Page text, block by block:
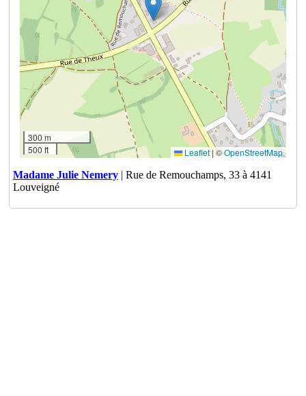
300 m
500 ft
Leaflet| ©OpenStreetMap
Madame Julie Nemery| Rue de Remouchamps, 33 à 4141
Louveigné